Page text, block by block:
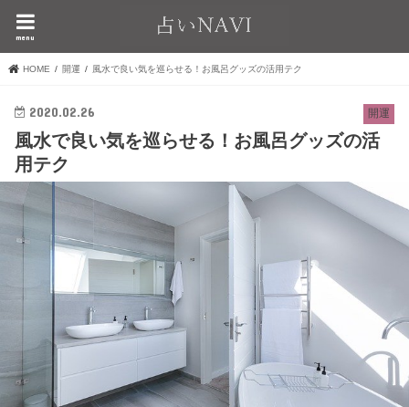
menu
HOME 開運 風水で良い気を巡らせる！お風呂グッズの活用テク
開運
2020.02.26
風水で良い気を巡らせる！お風呂グッズの活
用テク